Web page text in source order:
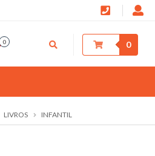
0 0
LIVROS INFANTIL